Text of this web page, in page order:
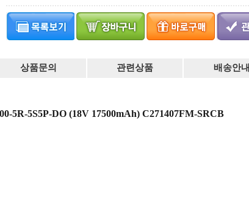
상품문의 관련상품 배송안내
5R-5S5P-DO (18V 17500mAh) C271407FM-SRCB